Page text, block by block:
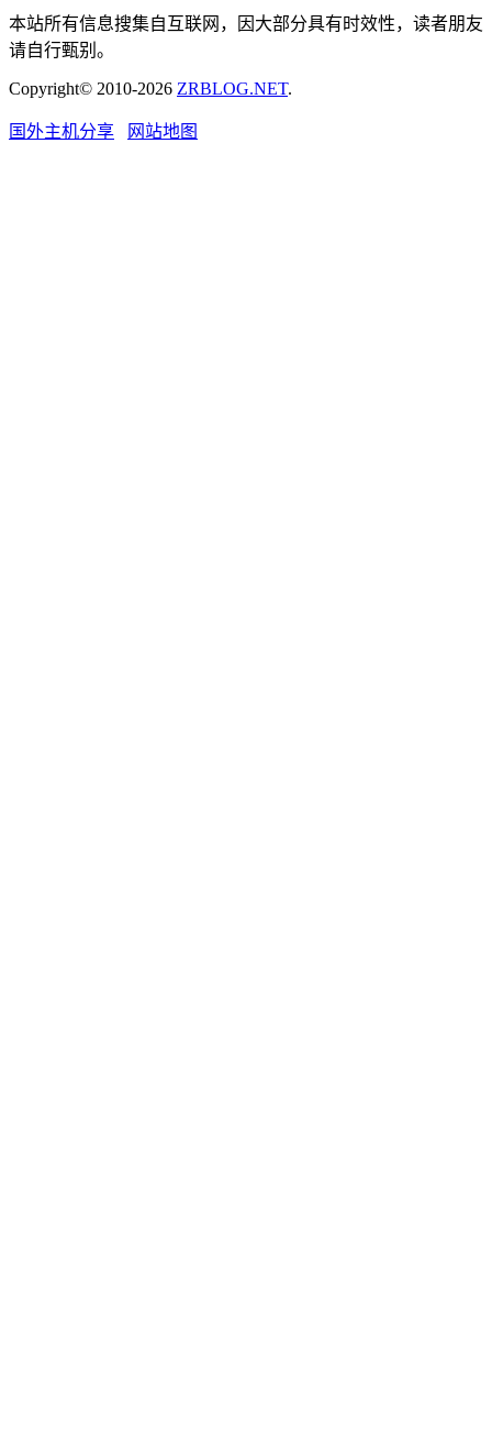
本站所有信息搜集自互联网，因大部分具有时效性，读者朋友
请自行甄别。
Copyright© 2010-2026 ZRBLOG.NET.
国外主机分享 网站地图